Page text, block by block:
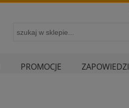
PROMOCJE ZAPOWIEDZI